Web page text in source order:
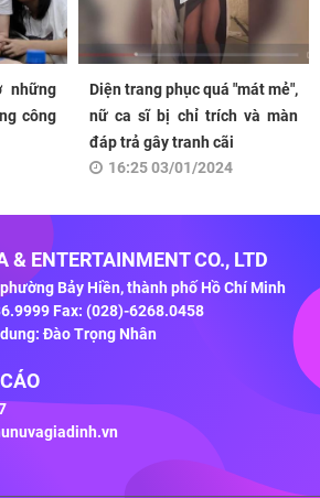
những
công
Diện trang phục quá "mát mẻ",
nữ ca sĩ bị chỉ trích và màn
đáp trả gây tranh cãi
16:25 03/01/2024
& ENTERTAINMENT CO., LTD
Bảy Hiền, thành phố Hồ Chí Minh
Fax: (028)-6268.0458
Đào Trọng Nhân